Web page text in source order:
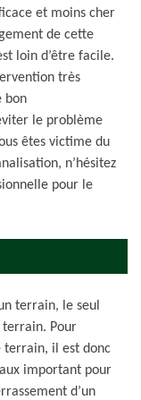
et moins cher
de cette
loin d’être facile.
très
bon
le problème
êtes victime du
n’hésitez
pour le
terrain, le seul
terrain. Pour
terrain, il est donc
important pour
d’un